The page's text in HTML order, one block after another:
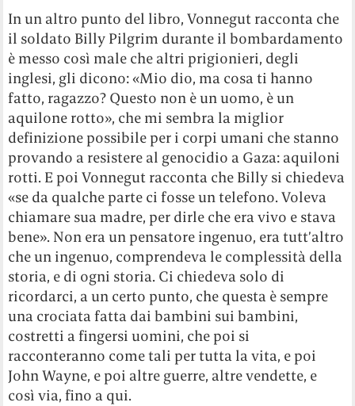
In un altro punto del libro, Vonnegut racconta che
il soldato Billy Pilgrim durante il bombardamento
è messo così male che altri prigionieri, degli
inglesi, gli dicono: «Mio dio, ma cosa ti hanno
fatto, ragazzo? Questo non è un uomo, è un
aquilone rotto», che mi sembra la miglior
definizione possibile per i corpi umani che stanno
provando a resistere al genocidio a Gaza: aquiloni
rotti. E poi Vonnegut racconta che Billy si chiedeva
«se da qualche parte ci fosse un telefono. Voleva
chiamare sua madre, per dirle che era vivo e stava
bene». Non era un pensatore ingenuo, era tutt’altro
che un ingenuo, comprendeva le complessità della
storia, e di ogni storia. Ci chiedeva solo di
ricordarci, a un certo punto, che questa è sempre
una crociata fatta dai bambini sui bambini,
costretti a fingersi uomini, che poi si
racconteranno come tali per tutta la vita, e poi
John Wayne, e poi altre guerre, altre vendette, e
così via, fino a qui.